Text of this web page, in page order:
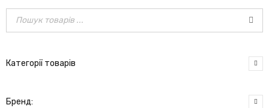
Категорії товарів
Бренд: